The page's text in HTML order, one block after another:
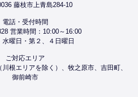
藤枝市上青島284-10
電話・受付時間
営業時間：10:00～16:00
水曜日・第２、４日曜日
ご対応エリア
根エリアを除く）、牧之原市、吉田町、
御前崎市